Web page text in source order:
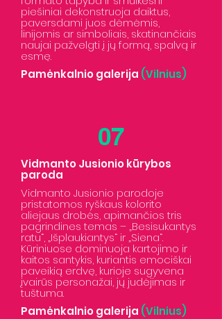
piešiniai dekonstruoja daiktus,
paversdami juos dėmėmis,
linijomis ar simboliais, skatinančiais
naujai pažvelgti į jų formą, spalvą ir
esmę.
Pamėnkalnio galerija (Vilnius)
07
Vidmanto Jusionio kūrybos
paroda
Vidmanto Jusionio parodoje
pristatomos ryškaus kolorito
aliejaus drobės, apimančios tris
pagrindines temas – „Besisukantys
ratu“, „Išplaukiantys“ ir „Siena“.
Kūriniuose dominuoja kartojimo ir
kaitos santykis, kuriantis emociškai
paveikią erdvę, kurioje sugyvena
įvairūs personažai, jų judėjimas ir
tuštuma.
Pamėnkalnio galerija (Vilnius)